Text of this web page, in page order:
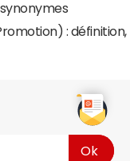
: définition,